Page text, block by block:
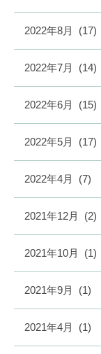
2022年8月 (17)
2022年7月 (14)
2022年6月 (15)
2022年5月 (17)
2022年4月 (7)
2021年12月 (2)
2021年10月 (1)
2021年9月 (1)
2021年4月 (1)